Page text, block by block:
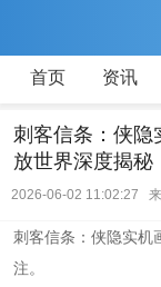
首页 资讯
刺客信条：侠隐
放世界深度揭秘
2026-06-02 11:02:27
刺客信条：侠隐实机
注。